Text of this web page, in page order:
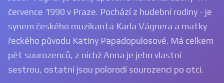
července 1990 v Praze. Pochází z hudební rodiny - je
synem českého muzikanta Karla Vágnera a matky
řeckého původu Katiny Papadopulosové. Má celkem
pět sourozenců, z nichž Anna je jeho vlastní
sestrou, ostatní jsou polorodí sourozenci po otci.